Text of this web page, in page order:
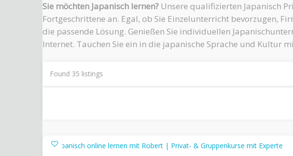
Sie möchten Japanisch lernen? Unsere qualifizierten Japanisch
Fortgeschrittene an. Egal, ob Sie Einzelunterricht bevorzugen,
die passende Lösung. Genießen Sie individuellen
Internet. Tauchen Sie ein in die japanische Sprache und Kultur
Found 35 listings